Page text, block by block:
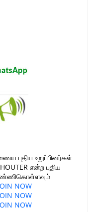
புதிய உறுப்பினர்கள்
என்ற புதிய
பண்ணிகொள்ளவும்
NOW
NOW
NOW